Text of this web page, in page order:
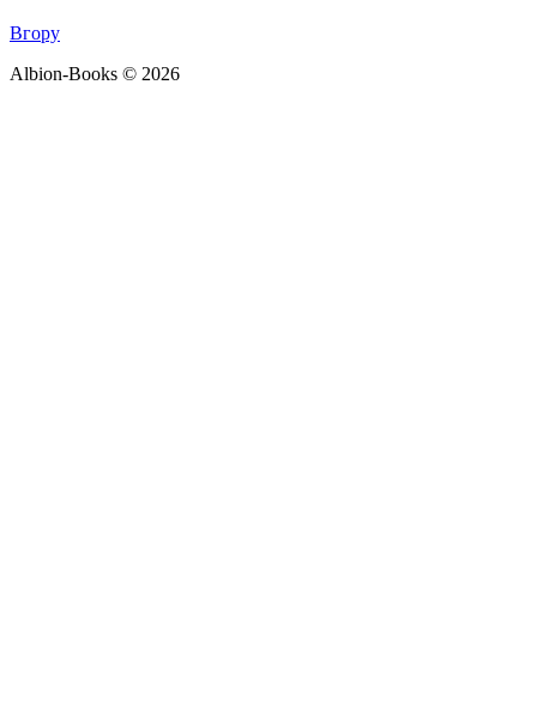
Вгору
Albion-Books © 2026